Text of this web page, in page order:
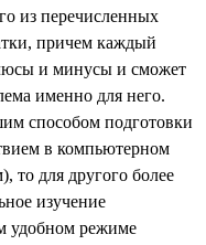
из перечисленных
причем каждый
и минусы и сможет
именно для него.
способом подготовки
в компьютерном
то для другого более
изучение
удобном режиме